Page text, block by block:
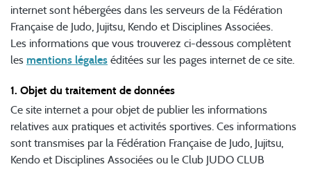
internet sont hébergées dans les serveurs de la Fédération
Française de Judo, Jujitsu, Kendo et Disciplines Associées.
Les informations que vous trouverez ci-dessous complètent
les mentions légales éditées sur les pages internet de ce site.
1. Objet du traitement de données
Ce site internet a pour objet de publier les informations
relatives aux pratiques et activités sportives. Ces informations
sont transmises par la Fédération Française de Judo, Jujitsu,
Kendo et Disciplines Associées ou le Club JUDO CLUB